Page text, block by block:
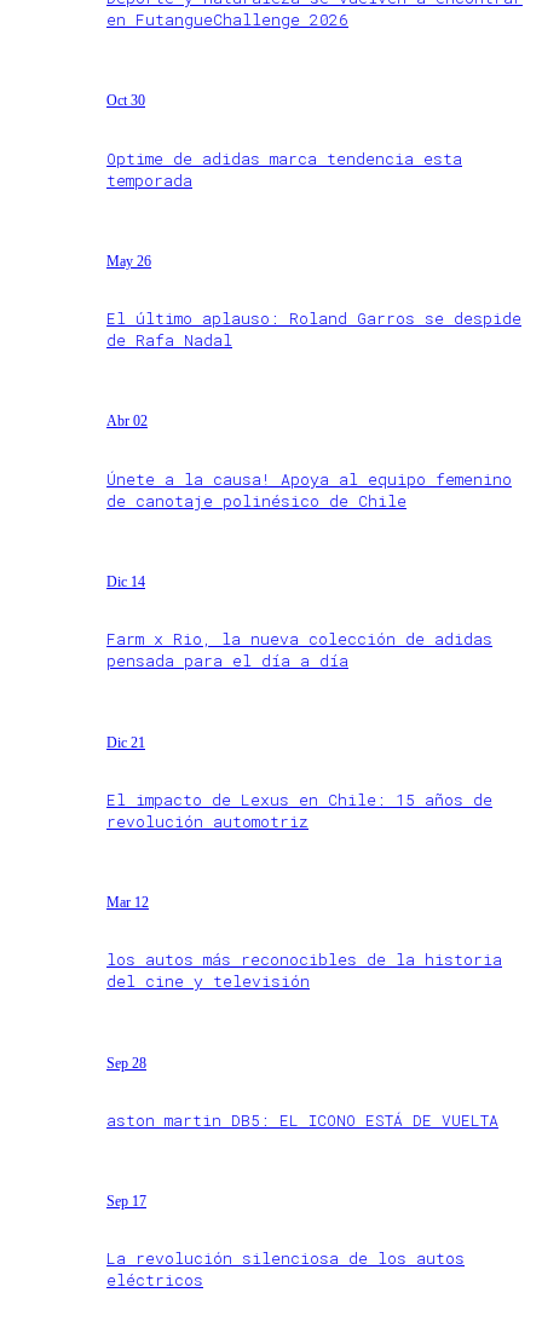
en FutangueChallenge 2026
Oct 30
Optime de adidas marca tendencia esta
temporada
May 26
El último aplauso: Roland Garros se despide
de Rafa Nadal
Abr 02
Únete a la causa! Apoya al equipo femenino
de canotaje polinésico de Chile
Dic 14
Farm x Rio, la nueva colección de adidas
pensada para el día a día
Dic 21
El impacto de Lexus en Chile: 15 años de
revolución automotriz
Mar 12
los autos más reconocibles de la historia
del cine y televisión
Sep 28
aston martin DB5: EL ICONO ESTÁ DE VUELTA
Sep 17
La revolución silenciosa de los autos
eléctricos